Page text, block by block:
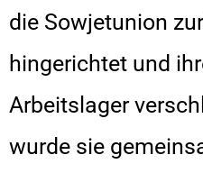
die Sowjetunion
hingerichtet und
Arbeitslager
wurde sie